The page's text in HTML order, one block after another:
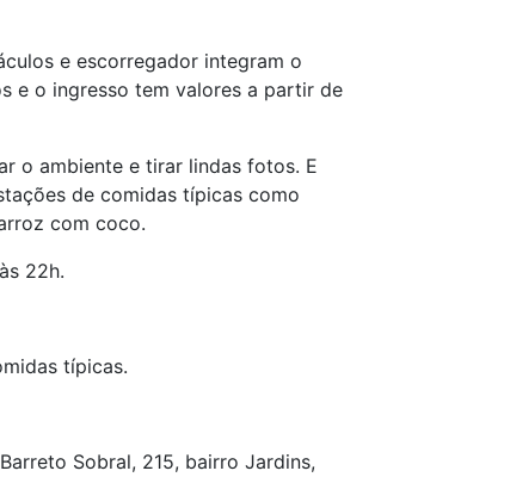
e escorregador integram o
e o ingresso tem valores a partir de
o ambiente e tirar lindas fotos. E
de comidas típicas como
com coco.
22h.
típicas.
Sobral, 215, bairro Jardins,